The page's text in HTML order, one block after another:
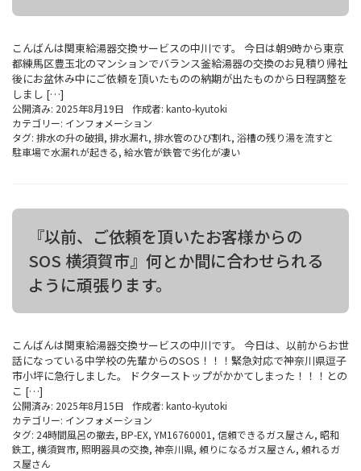
こんばんは関東給湯器交換サービスの中川です。 今日は朝9時から東京
都練馬区豊玉北のマンションでバランス釜給湯器の交換のお見積り帰社
後にお盆休み中にご依頼を頂いたものの納期が出たものから日程調整を
しまし […]
公開済み: 2025年8月19日 作成者: kanto-kyutoki
カテゴリー: インフォメーション
タグ: 排水の升の破損, 排水漏れ, 排水管のひび割れ, 浴槽の残り湯を流すと
駐車場で水漏れが起きる, 給水管が鉄管で劣化が凄い
『以前、ご依頼を頂いたお客様からの
SOS 横須賀市』何とか間に合わせられる
ように頑張ります。
こんばんは関東給湯器交換サービスの中川です。 今日は、以前からお世
話になっている中学校の先輩からのSOS！！！緊急対応で神奈川県逗子
市小坪に急行しました。 ドクターストップがかかてしまった！！！との
こ […]
公開済み: 2025年8月15日 作成者: kanto-kyutoki
カテゴリー: インフォメーション
タグ: 24時間風呂の撤去, BP-EX, YM16760001 , 信頼できるガス屋さん, 昭和
鉄工, 横須賀市, 照明器具の交換, 神奈川県, 頼りになるガス屋さん, 頼れるガ
ス屋さん